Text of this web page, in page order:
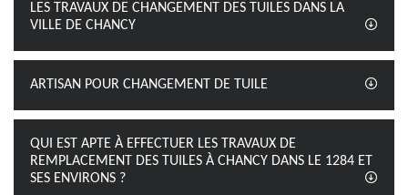
LES TRAVAUX DE CHANGEMENT DES TUILES DANS LA
VILLE DE CHANCY
ARTISAN POUR CHANGEMENT DE TUILE
QUI EST APTE À EFFECTUER LES TRAVAUX DE
REMPLACEMENT DES TUILES À CHANCY DANS LE 1284 ET
SES ENVIRONS ?